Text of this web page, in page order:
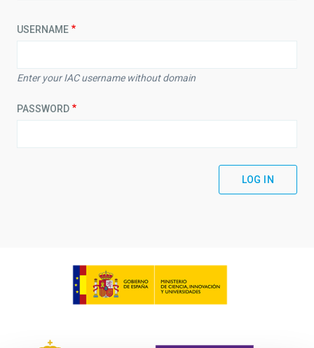
USERNAME
Enter your IAC username without domain
PASSWORD